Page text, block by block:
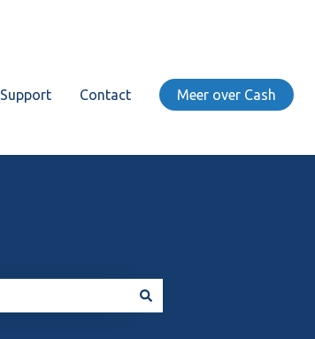
Support Contact Meer over Cash